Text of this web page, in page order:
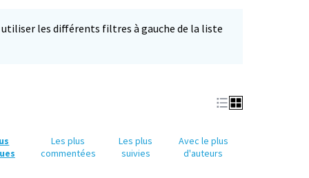
les différents filtres à gauche de la liste
Les plus
commentées
Les plus
suivies
Avec le plus
d'auteurs